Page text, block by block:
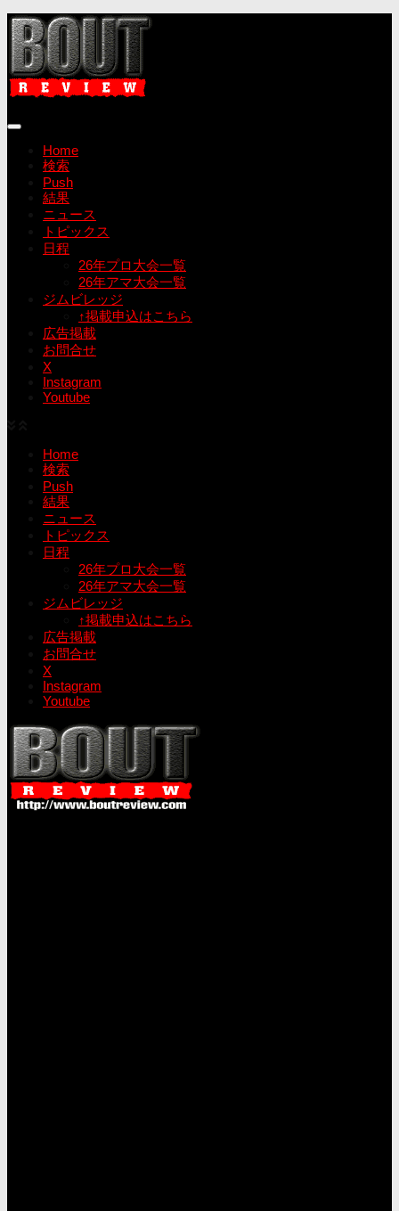
コ
ン
テ
ン
ツ
ス
Home
検索
Push
結果
ニュース
トピックス
日程
26年プロ大会一覧
26年アマ大会一覧
ジムビレッジ
↑掲載申込はこちら
広告掲載
お問合せ
X
Instagram
Youtube
Home
検索
Push
結果
ニュース
トピックス
日程
26年プロ大会一覧
26年アマ大会一覧
ジムビレッジ
↑掲載申込はこちら
広告掲載
お問合せ
X
Instagram
Youtube